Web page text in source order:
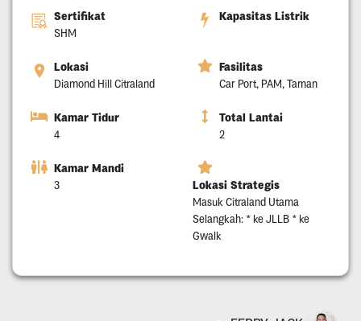
Sertifikat
SHM
Kapasitas Listrik
Lokasi
Diamond Hill Citraland
Fasilitas
Car Port, PAM, Taman
Kamar Tidur
4
Total Lantai
2
Kamar Mandi
3 Lokasi Strategis
Masuk Citraland Utama
Selangkah: * ke JLLB * ke
Gwalk